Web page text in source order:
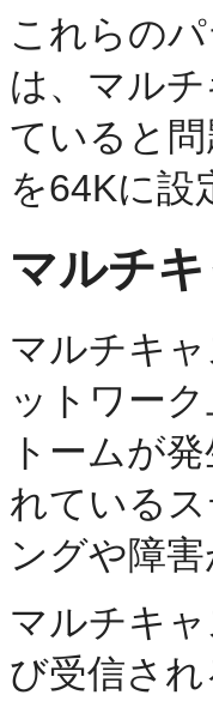
これらの
は、マル
ていると
を64Kに設
マルチ
マルチキ
ットワー
トームが
れている
ングや障
マルチキ
び受信さ